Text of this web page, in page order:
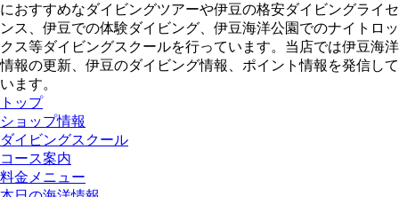
におすすめなダイビングツアーや伊豆の格安ダイビングライセ
ンス、伊豆での体験ダイビング、伊豆海洋公園でのナイトロッ
クス等ダイビングスクールを行っています。当店では伊豆海洋
情報の更新、伊豆のダイビング情報、ポイント情報を発信して
います。
トップ
ショップ情報
ダイビングスクール
コース案内
料金メニュー